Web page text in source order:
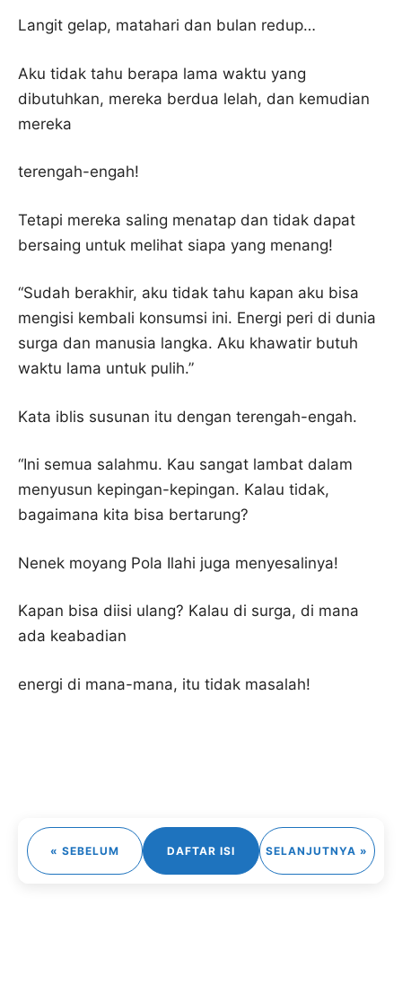
Langit gelap, matahari dan bulan redup…
Aku tidak tahu berapa lama waktu yang
dibutuhkan, mereka berdua lelah, dan kemudian
mereka
terengah-engah!
Tetapi mereka saling menatap dan tidak dapat
bersaing untuk melihat siapa yang menang!
“Sudah berakhir, aku tidak tahu kapan aku bisa
mengisi kembali konsumsi ini. Energi peri di dunia
surga dan manusia langka. Aku khawatir butuh
waktu lama untuk pulih.”
Kata iblis susunan itu dengan terengah-engah.
“Ini semua salahmu. Kau sangat lambat dalam
menyusun kepingan-kepingan. Kalau tidak,
bagaimana kita bisa bertarung?
Nenek moyang Pola Ilahi juga menyesalinya!
Kapan bisa diisi ulang? Kalau di surga, di mana
ada keabadian
energi di mana-mana, itu tidak masalah!
« SEBELUM DAFTAR ISI SELANJUTNYA »